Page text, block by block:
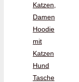
Katzen,
Damen
Hoodie
mit
Katzen
Hund
Tasche